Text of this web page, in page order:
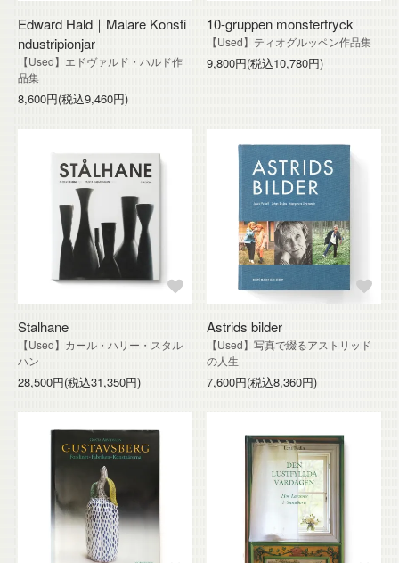
Edward Hald｜Malare Konsti
ndustripionjar
【Used】エドヴァルド・ハルド作
品集
8,600円(税込9,460円)
10-gruppen monstertryck
【Used】ティオグルッペン作品集
9,800円(税込10,780円)
Stalhane
【Used】カール・ハリー・スタル
ハン
28,500円(税込31,350円)
Astrids bilder
【Used】写真で綴るアストリッド
の人生
7,600円(税込8,360円)